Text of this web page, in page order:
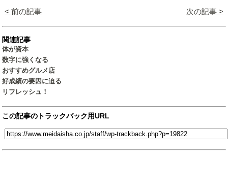
< 前の記事 次の記事 >
関連記事
体が資本
数字に強くなる
おすすめグルメ店
好成績の要因に迫る
リフレッシュ！
この記事のトラックバック用URL